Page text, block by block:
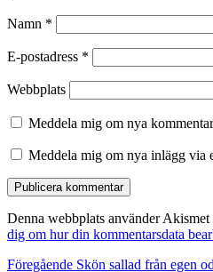
Namn *
E-postadress *
Webbplats
Meddela mig om nya
Meddela mig om nya inlägg via
Denna webbplats använder
dig om hur din kommentarsdata
Föregående Föregående
Skön sallad från egen